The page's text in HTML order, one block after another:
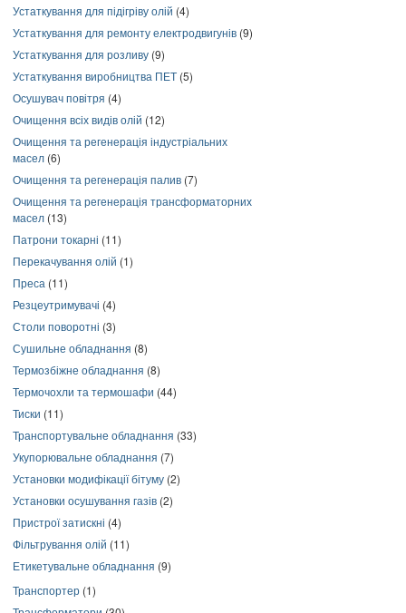
Устаткування для підігріву олій (4)
Устаткування для ремонту електродвигунів (9)
Устаткування для розливу (9)
Устаткування виробництва ПЕТ (5)
Осушувач повітря (4)
Очищення всіх видів олій (12)
Очищення та регенерація індустріальних
масел (6)
Очищення та регенерація палив (7)
Очищення та регенерація трансформаторних
масел (13)
Патрони токарні (11)
Перекачування олій (1)
Преса (11)
Резцеутримувачі (4)
Столи поворотні (3)
Сушильне обладнання (8)
Термозбіжне обладнання (8)
Термочохли та термошафи (44)
Тиски (11)
Транспортувальне обладнання (33)
Укупорювальне обладнання (7)
Установки модифікації бітуму (2)
Установки осушування газів (2)
Пристрої затискні (4)
Фільтрування олій (11)
Етикетувальне обладнання (9)
Транспортер (1)